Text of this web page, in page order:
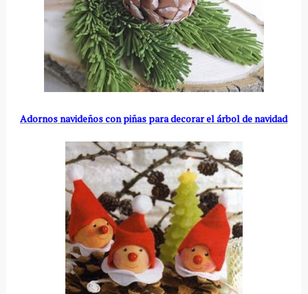
Adornos navideños con piñas para decorar el árbol de navidad